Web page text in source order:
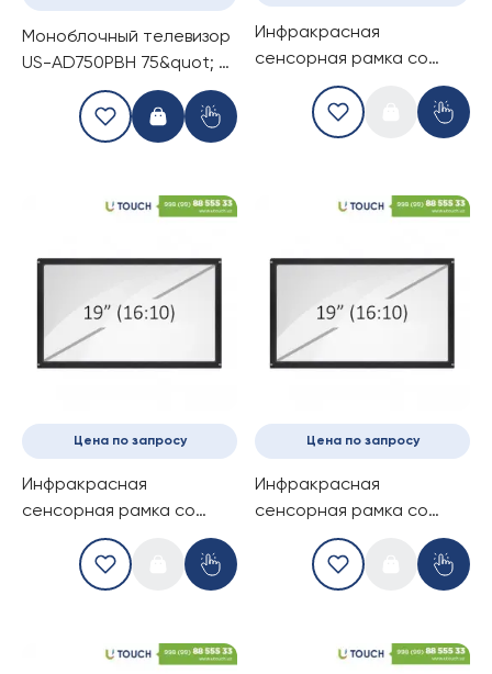
Моноблочный телевизор
US-AD750PBH 75&quot; -
диагональ
Инфракрасная
сенсорная рамка со
стеклом, 19-дюймов (4
касаний) (5-4)
Цена по запросу
Инфракрасная
сенсорная рамка со
стеклом, 19-дюймов (4
касанй) (16-10)
Цена по запросу
Инфракрасная
сенсорная рамка со
стеклом, 19-дюймов (6
касанй) (16-10)